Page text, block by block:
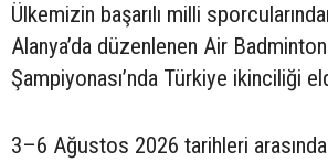
Ülkemizin başarılı milli
Alanya’da düzenlenen Air
Şampiyonası’nda Türkiye ikinciliği
3–6 Ağustos 2026 tarihleri